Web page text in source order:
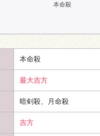
本命殺
本命殺
最大吉方
暗剣殺、月命殺
吉方